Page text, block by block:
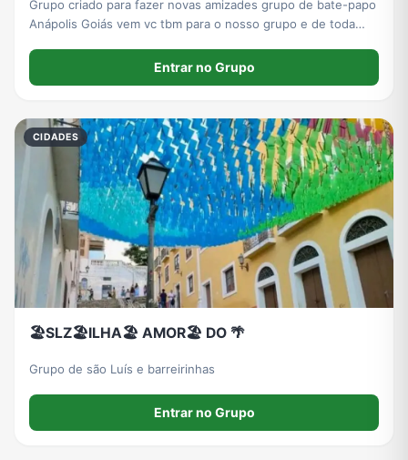
Grupo criado para fazer novas amizades grupo de bate-papo
Anápolis Goiás vem vc tbm para o nosso grupo e de toda
Entrar no Grupo
CIDADES
🏖️SLZ🏖️ILHA🏖️ AMOR🏖️ DO 🌴
Grupo de são Luís e barreirinhas
Entrar no Grupo